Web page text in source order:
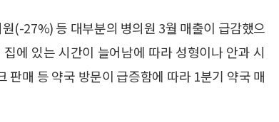
(-27%) 등 대부분의 병의원 3월 매출이 급감했으
에 있는 시간이 늘어남에 따라 성형이나 안과 시
판매 등 약국 방문이 급증함에 따라 1분기 약국 매